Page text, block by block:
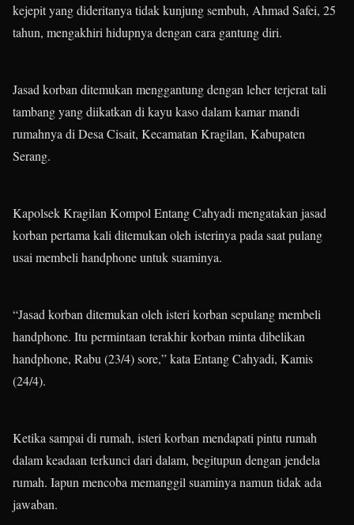
kejepit yang dideritanya tidak kunjung sembuh, Ahmad Safei, 25
tahun, mengakhiri hidupnya dengan cara gantung diri.
Jasad korban ditemukan menggantung dengan leher terjerat tali
tambang yang diikatkan di kayu kaso dalam kamar mandi
rumahnya di Desa Cisait, Kecamatan Kragilan, Kabupaten
Serang.
Kapolsek Kragilan Kompol Entang Cahyadi mengatakan jasad
korban pertama kali ditemukan oleh isterinya pada saat pulang
usai membeli handphone untuk suaminya.
“Jasad korban ditemukan oleh isteri korban sepulang membeli
handphone. Itu permintaan terakhir korban minta dibelikan
handphone, Rabu (23/4) sore,” kata Entang Cahyadi, Kamis
(24/4).
Ketika sampai di rumah, isteri korban mendapati pintu rumah
dalam keadaan terkunci dari dalam, begitupun dengan jendela
rumah. Iapun mencoba memanggil suaminya namun tidak ada
jawaban.